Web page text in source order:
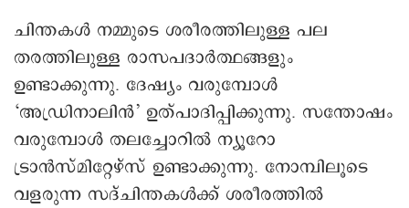
ചിന്തകൾ നമ്മുടെ ശരീരത്തിലുള്ള പല
തരത്തിലുള്ള രാസപദാർത്ഥങ്ങളും
ഉണ്ടാക്കുന്നു. ദേഷ്യം വരുമ്പോൾ
‘അഡ്രിനാലിൻ’ ഉത്പാദിപ്പിക്കുന്നു. സന്തോഷം
വരുമ്പോൾ തലച്ചോറിൽ ന്യൂറോ
ട്രാൻസ്മിറ്റേഴ്സ് ഉണ്ടാക്കുന്നു. നോമ്പിലൂടെ
വളരുന്ന സദ്ചിന്തകൾക്ക് ശരീരത്തിൽ